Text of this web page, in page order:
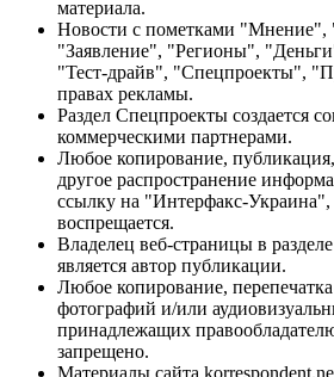
материала.
Новости с пометками "Мнение",
"Заявление", "Регионы",
"Тест-драйв", "Спецпроекты",
правах рекламы.
Раздел Спецпроекты создается
коммерческими партнерами.
Любое копирование,
другое распространение
ссылку на "Интерфакс-Украина",
воспрещается.
Владелец веб-страницы в
является автор публикации.
Любое копирование,
фотографий и/или
принадлежащих
запрещено.
Материалы сайта